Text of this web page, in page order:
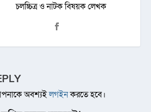
চলচ্চিত্র ও নাটক বিষয়ক লেখক
অবশ্যইলগইনকরতে হবে।